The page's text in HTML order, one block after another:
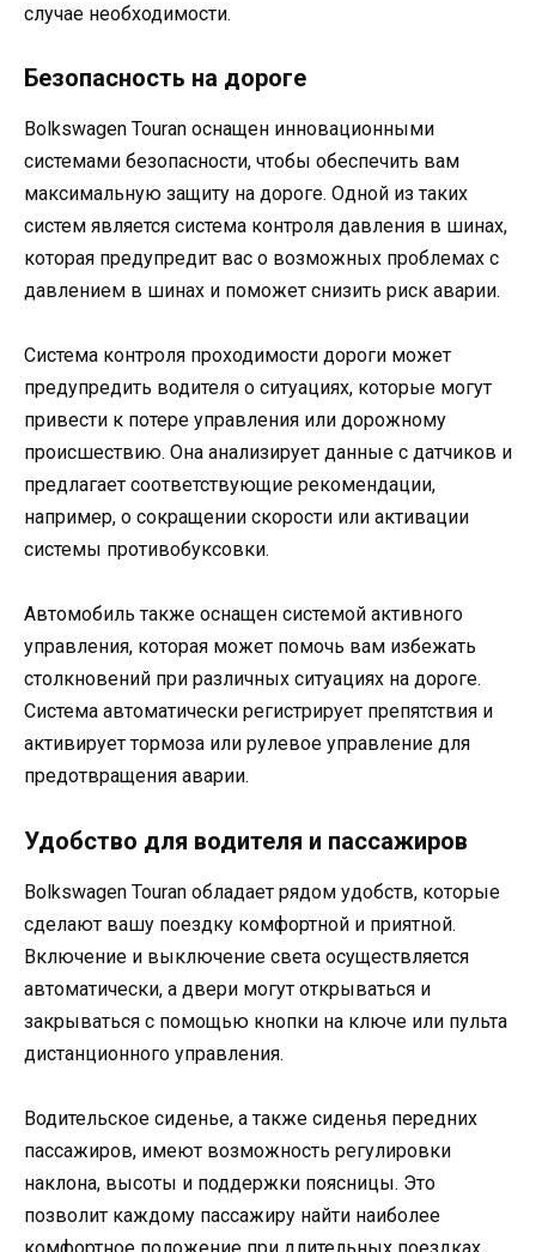
случае необходимости.
Безопасность на дороге
Вolkswagen Touran оснащен инновационными
системами безопасности, чтобы обеспечить вам
максимальную защиту на дороге. Одной из таких
систем является система контроля давления в шинах,
которая предупредит вас о возможных проблемах с
давлением в шинах и поможет снизить риск аварии.
Система контроля проходимости дороги может
предупредить водителя о ситуациях, которые могут
привести к потере управления или дорожному
происшествию. Она анализирует данные с датчиков и
предлагает соответствующие рекомендации,
например, о сокращении скорости или активации
системы противобуксовки.
Автомобиль также оснащен системой активного
управления, которая может помочь вам избежать
столкновений при различных ситуациях на дороге.
Система автоматически регистрирует препятствия и
активирует тормоза или рулевое управление для
предотвращения аварии.
Удобство для водителя и пассажиров
Вolkswagen Touran обладает рядом удобств, которые
сделают вашу поездку комфортной и приятной.
Включение и выключение света осуществляется
автоматически, а двери могут открываться и
закрываться с помощью кнопки на ключе или пульта
дистанционного управления.
Водительское сиденье, а также сиденья передних
пассажиров, имеют возможность регулировки
наклона, высоты и поддержки поясницы. Это
позволит каждому пассажиру найти наиболее